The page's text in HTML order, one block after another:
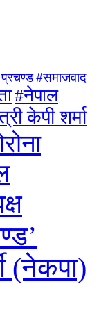
#समाजवाद
#नेपाल
केपी शर्मा
(नेकपा)